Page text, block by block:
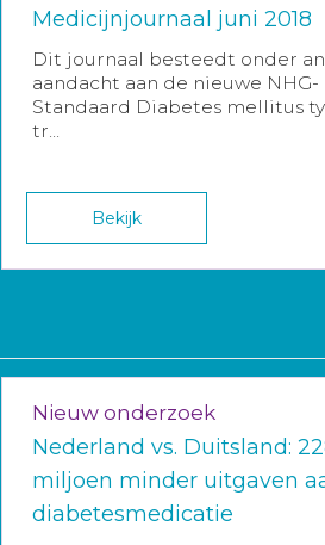
Medicijnjournaal juni 2018
Dit journaal besteedt onder
aandacht aan de nieuwe NHG-
Standaard Diabetes mellitus
tr...
Bekijk
Nieuw onderzoek
Nederland vs. Duitsland:
miljoen minder uitgaven
diabetesmedicatie